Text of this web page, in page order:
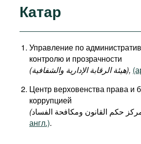
Катар
Управление по
контролю и прозрачности
(هيئة الرقابة الإدارية والشفافية),
Центр верховенства права и
коррупцией
(حكم القانون ومكافحة الفساد
англ.).